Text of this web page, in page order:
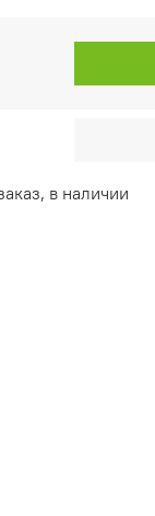
в наличии